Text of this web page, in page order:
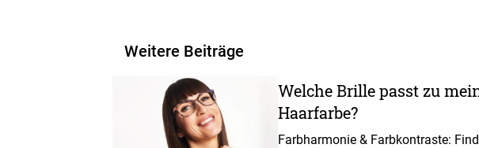
Weitere Beiträge
Welche Brille passt zu
Haarfarbe?
Farbharmonie & Farbkontraste: